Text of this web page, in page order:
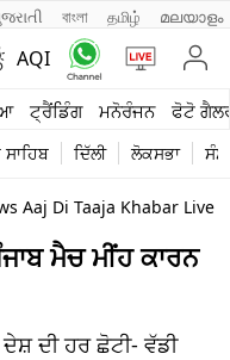
বাংলা தமிழ் മലയാളം
AQI
ਟ੍ਰੈਂਡਿੰਗ ਮਨੋਰੰਜਨ ਫੋਟੋ
ਦਿੱਲੀ ਲੋਕਸਭਾ
Aaj Di Taaja Khabar
ਮੈਚ ਮੀਂਹ ਕਾਰਨ
ਦੀ ਹਰ ਛੋਟੀ- ਵੱਡੀ